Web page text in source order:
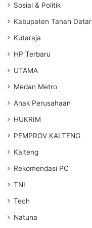
Sosial & Politik
Kabupaten Tanah Datar
Kutaraja
HP Terbaru
UTAMA
Medan Metro
Anak Perusahaan
HUKRIM
PEMPROV KALTENG
Kalteng
Rekomendasi PC
TNI
Tech
Natuna